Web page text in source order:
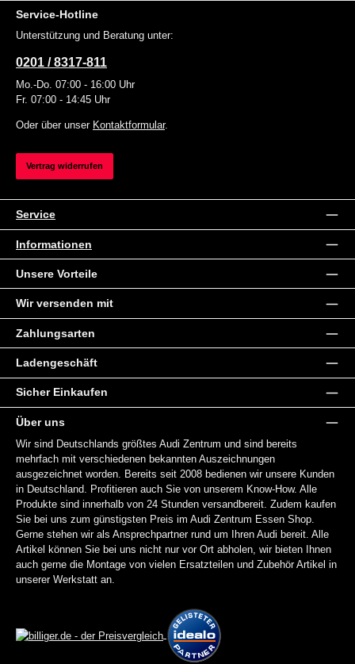
Service-Hotline
Unterstützung und Beratung unter:
0201 / 8317-811
Mo.-Do. 07:00 - 16:00 Uhr
Fr. 07:00 - 14:45 Uhr
Oder über unser Kontaktformular.
Vertrag widerrufen
Service
Informationen
Unsere Vorteile
Wir versenden mit
Zahlungsarten
Ladengeschäft
Sicher Einkaufen
Über uns
Wir sind Deutschlands größtes Audi Zentrum und sind bereits
mehrfach mit verschiedenen bekannten Auszeichnungen
ausgezeichnet worden. Bereits seit 2008 bedienen wir unsere Kunden
in Deutschland. Profitieren auch Sie von unserem Know-How. Alle
Produkte sind innerhalb von 24 Stunden versandbereit. Zudem kaufen
Sie bei uns zum günstigsten Preis im Audi Zentrum Essen Shop.
Gerne stehen wir als Ansprechpartner rund um Ihren Audi bereit. Alle
Artikel können Sie bei uns nicht nur vor Ort abholen, wir bieten Ihnen
auch gerne die Montage von vielen Ersatzteilen und Zubehör Artikel in
unserer Werkstatt an.